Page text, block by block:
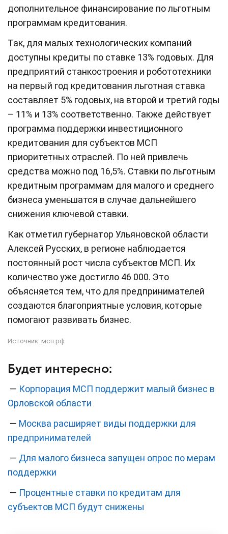
дополнительное финансирование по льготным
программам кредитования.
Так, для малых технологических компаний
доступны кредиты по ставке 13% годовых. Для
предприятий станкостроения и робототехники
на первый год кредитования льготная ставка
составляет 5% годовых, на второй и третий годы
– 11% и 13% соответственно. Также действует
программа поддержки инвестиционного
кредитования для субъектов МСП
приоритетных отраслей. По ней привлечь
средства можно под 16,5%. Ставки по льготным
кредитным программам для малого и среднего
бизнеса уменьшатся в случае дальнейшего
снижения ключевой ставки.
Как отметил губернатор Ульяновской области
Алексей Русских, в регионе наблюдается
постоянный рост числа субъектов МСП. Их
количество уже достигло 46 000. Это
объясняется тем, что для предпринимателей
создаются благоприятные условия, которые
помогают развивать бизнес.
Источник: мсп.рф
Будет интересно:
— Корпорация МСП поддержит малый бизнес в
Орловской области
— Москва расширяет виды поддержки для
предпринимателей
— Для малого бизнеса запущен опрос по мерам
поддержки
— Процентные ставки по кредитам для
субъектов МСП будут снижены